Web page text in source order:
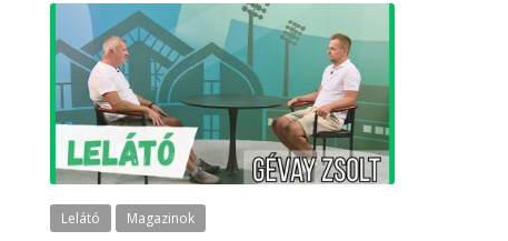
Lelátó Magazinok